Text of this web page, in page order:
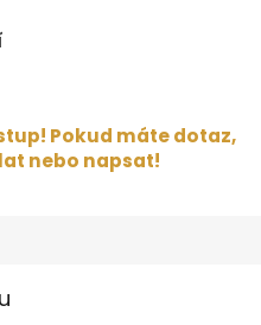
Pokud máte dotaz,
nebo napsat!